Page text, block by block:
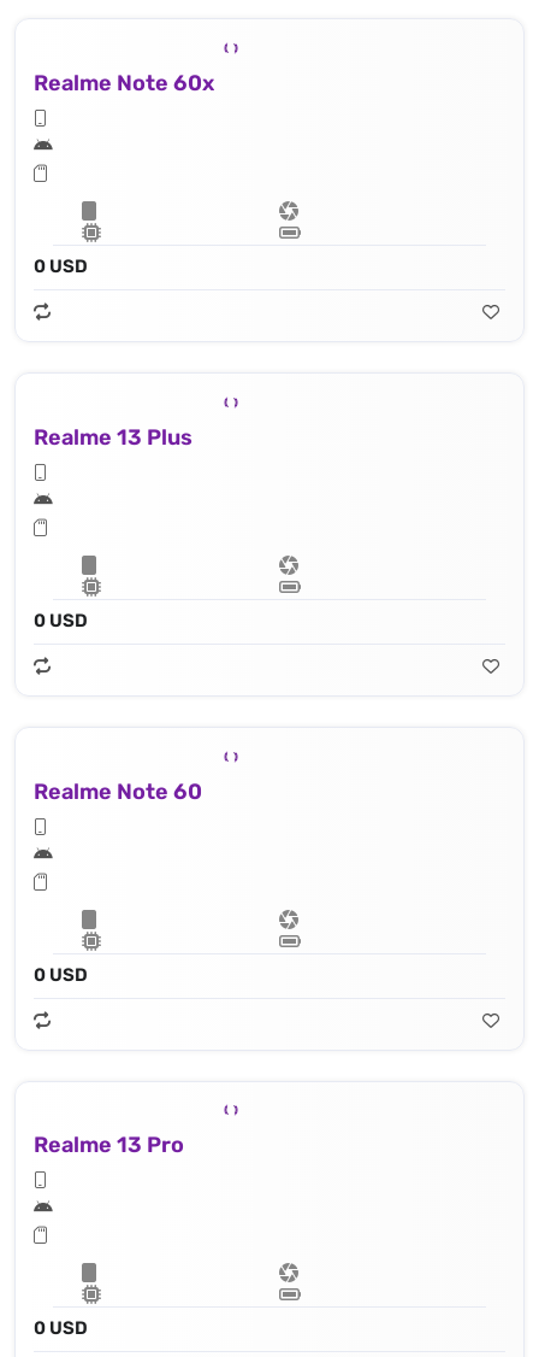
Realme Note 60x
0 USD
Realme 13 Plus
0 USD
Realme Note 60
0 USD
Realme 13 Pro
0 USD